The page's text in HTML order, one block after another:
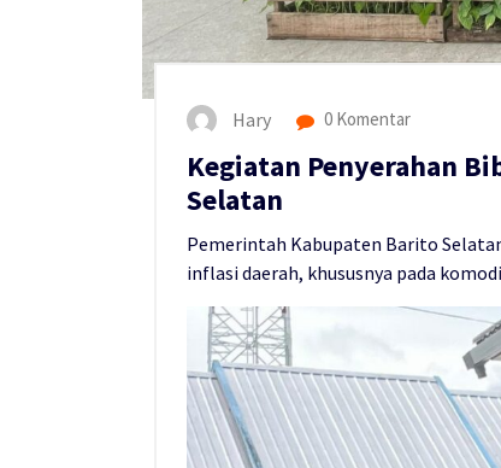
Hary 0 Komentar
Kegiatan Penyerahan
Selatan
Pemerintah Kabupaten Barito
inflasi daerah, khususnya pada